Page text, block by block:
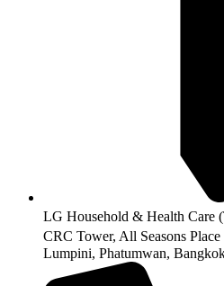
LG Household & Health Care
CRC Tower, All Seasons
Lumpini, Phatumwan,